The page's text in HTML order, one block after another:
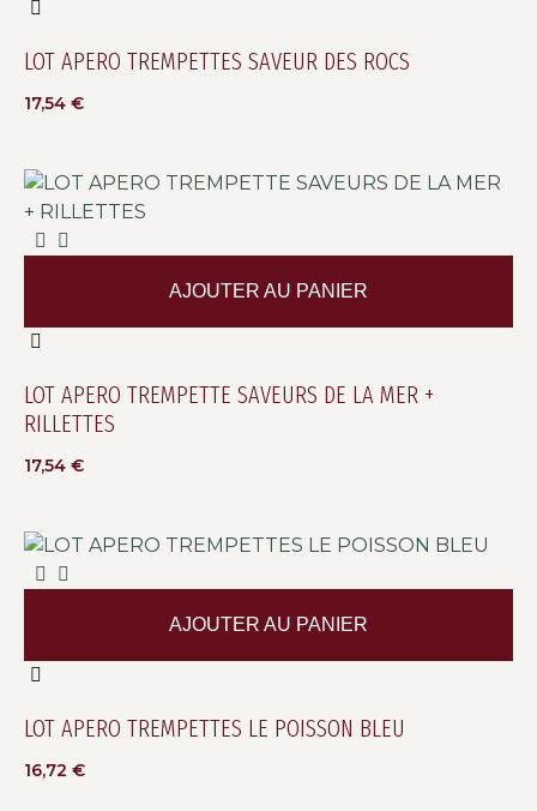
LOT APERO TREMPETTES SAVEUR DES ROCS
17,54 €
LOT APERO TREMPETTE SAVEURS DE LA MER +
RILLETTES
17,54 €
AJOUTER AU PANIER
LOT APERO TREMPETTES LE POISSON BLEU
16,72 €
AJOUTER AU PANIER